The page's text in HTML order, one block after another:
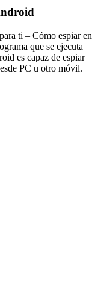
ti – Cómo espiar en
que se ejecuta
es capaz de espiar
PC u otro móvil.